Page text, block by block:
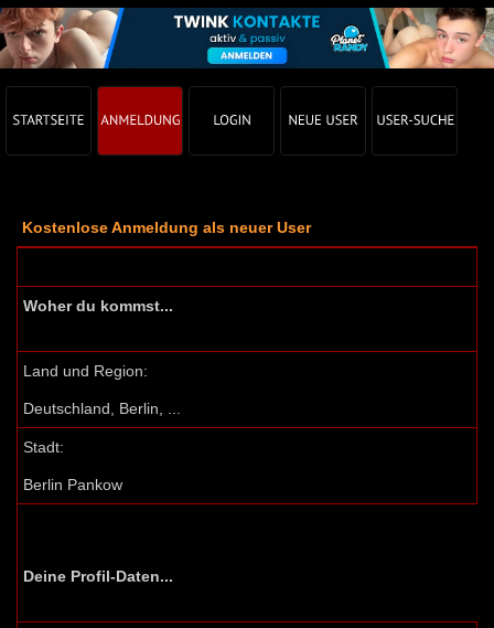
Kostenlose Anmeldung als neuer User
Woher du kommst...
Land und Region:
Deutschland, Berlin, ...
Stadt:
Berlin Pankow
Deine Profil-Daten...